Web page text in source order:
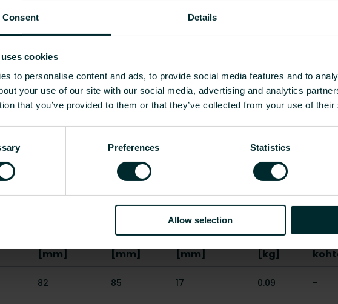
Consent Details
cookies
to personalise content and ads, to provide social media features and to
your use of our site with our social media, advertising and analytics
that you’ve provided to them or that they’ve collected from your use of
Preferences Statistics
Allow selection
3-/4-wire
Ei
None
[mm]
Laius
[mm]
Sügavus
[mm]
Kaal
[kg]
82 85 17 0.09 -